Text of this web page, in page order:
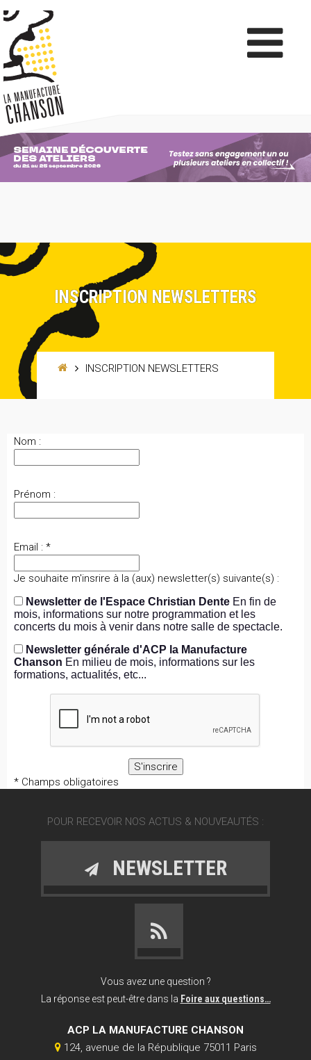
INSCRIPTION NEWSLETTERS
INSCRIPTION NEWSLETTERS
Nom :
Prénom :
Email : *
Je souhaite m'insrire à la (aux) newsletter(s) suivante(s) :
Newsletter de l'Espace Christian Dente En fin de
mois, informations sur notre programmation et les
concerts du mois à venir dans notre salle de spectacle.
Newsletter générale d'ACP la Manufacture
Chanson En milieu de mois, informations sur les
formations, actualités, etc...
* Champs obligatoires
POUR RECEVOIR NOS ACTUS & NOUVEAUTÉS :
NEWSLETTER
Vous avez une question ?
La réponse est peut-être dans la Foire aux questions…
ACP LA MANUFACTURE CHANSON
124, avenue de la République 75011 Paris